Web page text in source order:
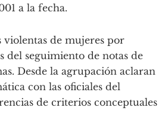
a la fecha.
violentas de mujeres por
del seguimiento de notas de
Desde la agrupación aclaran
con las oficiales del
de criterios conceptuales